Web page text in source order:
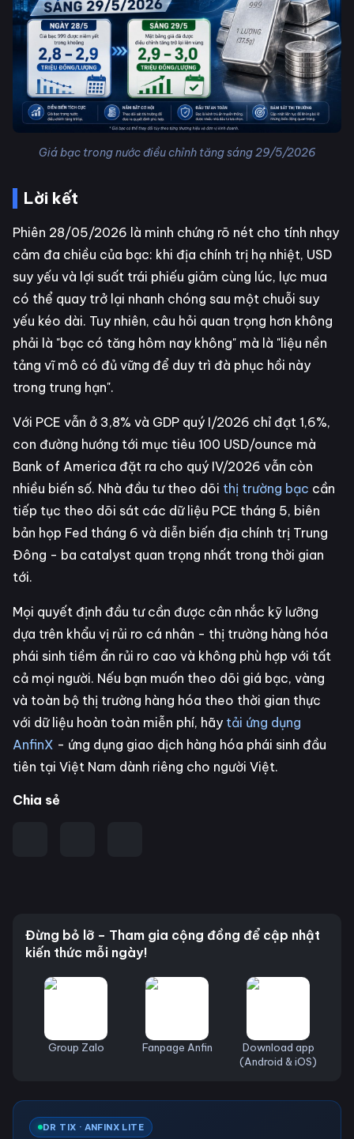
Giá bạc trong nước điều chỉnh tăng sáng 29/5/2026
Lời kết
Phiên 28/05/2026 là minh chứng rõ nét cho tính nhạy
cảm đa chiều của bạc: khi địa chính trị hạ nhiệt, USD
suy yếu và lợi suất trái phiếu giảm cùng lúc, lực mua
có thể quay trở lại nhanh chóng sau một chuỗi suy
yếu kéo dài. Tuy nhiên, câu hỏi quan trọng hơn không
phải là "bạc có tăng hôm nay không" mà là "liệu nền
tảng vĩ mô có đủ vững để duy trì đà phục hồi này
trong trung hạn".
Với PCE vẫn ở 3,8% và GDP quý I/2026 chỉ đạt 1,6%,
con đường hướng tới mục tiêu 100 USD/ounce mà
Bank of America đặt ra cho quý IV/2026 vẫn còn
nhiều biến số. Nhà đầu tư theo dõi thị trường bạc cần
tiếp tục theo dõi sát các dữ liệu PCE tháng 5, biên
bản họp Fed tháng 6 và diễn biến địa chính trị Trung
Đông - ba catalyst quan trọng nhất trong thời gian
tới.
Mọi quyết định đầu tư cần được cân nhắc kỹ lưỡng
dựa trên khẩu vị rủi ro cá nhân - thị trường hàng hóa
phái sinh tiềm ẩn rủi ro cao và không phù hợp với tất
cả mọi người. Nếu bạn muốn theo dõi giá bạc, vàng
và toàn bộ thị trường hàng hóa theo thời gian thực
với dữ liệu hoàn toàn miễn phí, hãy tải ứng dụng
AnfinX - ứng dụng giao dịch hàng hóa phái sinh đầu
tiên tại Việt Nam dành riêng cho người Việt.
Chia sẻ
Đừng bỏ lỡ – Tham gia cộng đồng để cập nhật
kiến thức mỗi ngày!
Group Zalo Fanpage Anfin
Download app
(Android & iOS)
DR TIX · ANFINX LITE